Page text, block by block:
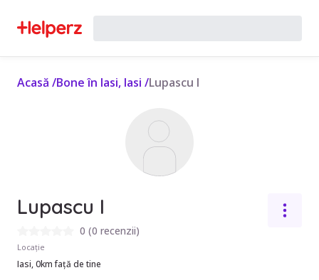
Acasă /Bone în Iasi, Iasi /Lupascu I
Lupascu I
0 (0 recenzii)
Locație
Iasi, 0km față de tine